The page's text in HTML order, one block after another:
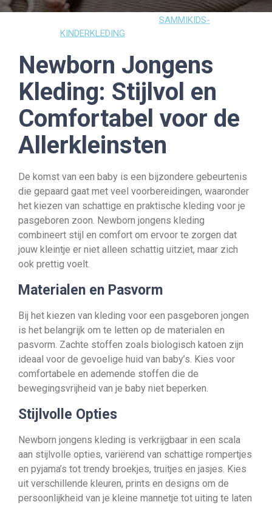
SAMMIKIDS-
KINDERKLEDING
Newborn Jongens
Kleding: Stijlvol en
Comfortabel voor de
Allerkleinsten
De komst van een baby is een bijzondere gebeurtenis
die gepaard gaat met veel voorbereidingen, waaronder
het kiezen van schattige en praktische kleding voor je
pasgeboren zoon. Newborn jongens kleding
combineert stijl en comfort om ervoor te zorgen dat
jouw kleintje er niet alleen schattig uitziet, maar zich
ook prettig voelt.
Materialen en Pasvorm
Bij het kiezen van kleding voor een pasgeboren jongen
is het belangrijk om te letten op de materialen en
pasvorm. Zachte stoffen zoals biologisch katoen zijn
ideaal voor de gevoelige huid van baby’s. Kies voor
comfortabele en ademende stoffen die de
bewegingsvrijheid van je baby niet beperken.
Stijlvolle Opties
Newborn jongens kleding is verkrijgbaar in een scala
aan stijlvolle opties, variërend van schattige rompertjes
en pyjama’s tot trendy broekjes, truitjes en jasjes. Kies
uit verschillende kleuren, prints en designs om de
persoonlijkheid van je kleine mannetje tot uiting te laten